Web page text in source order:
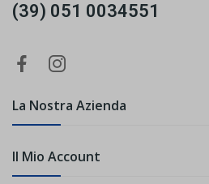
(39) 051 0034551
La Nostra Azienda
Il Mio Account